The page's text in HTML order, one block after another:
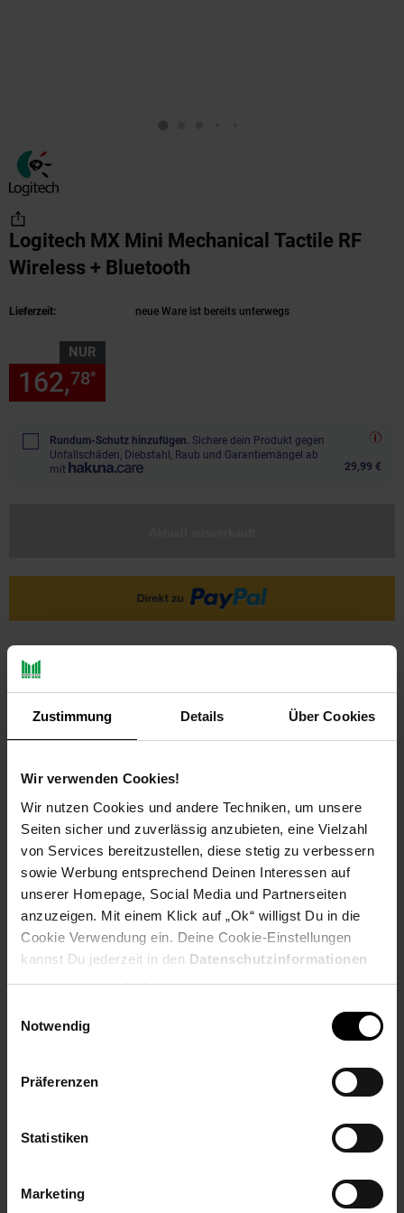
Zustimmung Details Über Cookies
Wir verwenden Cookies!
Wir nutzen Cookies und andere Techniken, um unsere
Seiten sicher und zuverlässig anzubieten, eine Vielzahl
von Services bereitzustellen, diese stetig zu verbessern
sowie Werbung entsprechend Deinen Interessen auf
unserer Homepage, Social Media und Partnerseiten
anzuzeigen. Mit einem Klick auf „Ok“ willigst Du in die
Cookie Verwendung ein. Deine Cookie-Einstellungen
kannst Du jederzeit in den Datenschutzinformationen
ändern bzw. widerrufen.
Notwendig
Präferenzen
Statistiken
Marketing
Logitech MX Mini Mechanical Tactile RF
Wireless + Bluetooth
Lieferzeit: neue Ware ist bereits unterwegs
NUR
162,78*
Rundum-Schutz hinzufügen. Sichere dein Produkt gegen
Unfallschäden, Diebstahl, Raub und Garantiemängel ab
mit
29,99 €
Ja, ich möchte ein Altgerät abgeben.
PAYBACK
Payback Punkte Basis°Punkte:
81
Wir präsentieren: MX Mechanical und MX Mechanical Mini –
Tastaturen mit außergewöhnlicher Haptik, Präzision und
neuartiges Tippgefühl. Ultrapräzise und stabile Switches
flachem Formfaktor. Ihre Finger gleiten mühelos über die
matte Oberfläche der Tasten – und zweifarbige Tastenkappen